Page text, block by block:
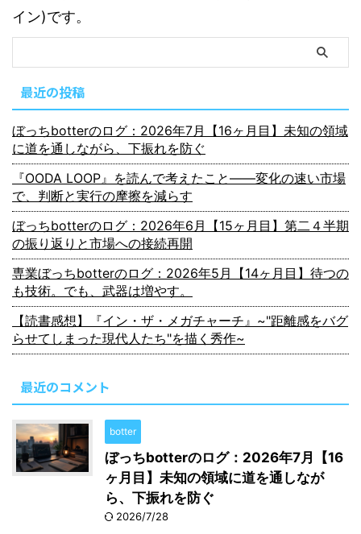
イン)です。
最近の投稿
ぼっちbotterのログ：2026年7月【16ヶ月目】未知の領域
に道を通しながら、下振れを防ぐ
『OODA LOOP』を読んで考えたこと――変化の速い市場
で、判断と実行の摩擦を減らす
ぼっちbotterのログ：2026年6月【15ヶ月目】第二４半期
の振り返りと市場への接続再開
専業ぼっちbotterのログ：2026年5月【14ヶ月目】待つの
も技術。でも、武器は増やす。
【読書感想】『イン・ザ・メガチャーチ』~"距離感をバグ
らせてしまった現代人たち"を描く秀作~
最近のコメント
botter
ぼっちbotterのログ：2026年7月【16
ヶ月目】未知の領域に道を通しなが
ら、下振れを防ぐ
2026/7/28